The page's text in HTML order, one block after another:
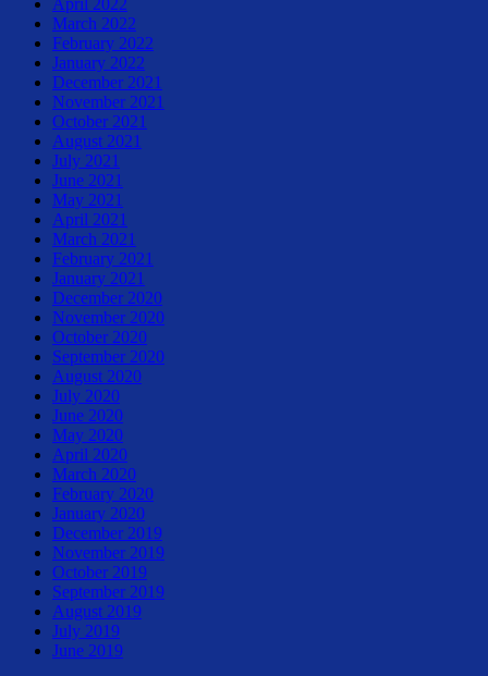
April 2022
March 2022
February 2022
January 2022
December 2021
November 2021
October 2021
August 2021
July 2021
June 2021
May 2021
April 2021
March 2021
February 2021
January 2021
December 2020
November 2020
October 2020
September 2020
August 2020
July 2020
June 2020
May 2020
April 2020
March 2020
February 2020
January 2020
December 2019
November 2019
October 2019
September 2019
August 2019
July 2019
June 2019